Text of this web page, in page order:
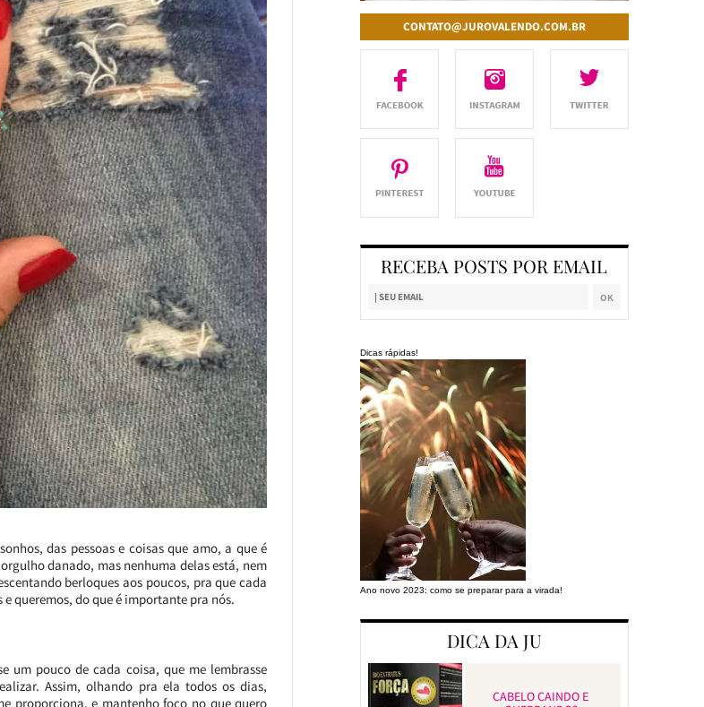
das pessoas e coisas que amo, a que é
danado, mas nenhuma delas está, nem
berloques aos poucos, pra que cada
queremos, do que é importante pra nós.
um pouco de cada coisa, que me lembrasse
Assim, olhando pra ela todos os dias,
proporciona, e mantenho foco no que quero
CONTATO@JUROVALENDO.COM.BR
RECEBA POSTS POR EMAIL
Dicas rápidas!
Ano novo 2023: como se preparar para a virada!
DICA DA JU
CABELO CAINDO E